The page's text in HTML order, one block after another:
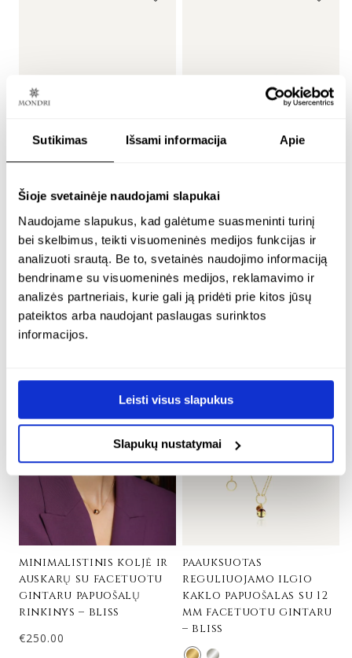
Sutikimas Išsami informacija Apie
Šioje svetainėje naudojami slapukai
Naudojame slapukus, kad galėtume suasmeninti turinį
bei skelbimus, teikti visuomeninės medijos funkcijas ir
analizuoti srautą. Be to, svetainės naudojimo informaciją
bendriname su visuomeninės medijos, reklamavimo ir
analizės partneriais, kurie gali ją pridėti prie kitos jūsų
pateiktos arba naudojant paslaugas surinktos
informacijos.
Leisti visus slapukus
Slapukų nustatymai
sidabriniai pakabukai
facetuotu gintaru –
bliss
Sidabras 925
€58.00
paauksuoti pakabukai
facetuotu gintaru –
bliss
24K paauksuotas sidabras
€68.00
minimalistinis koljė ir
auskarų su facetuotu
gintaru papuošalų
rinkinys – bliss
€250.00
paauksuotas
reguliuojamo ilgio
kaklo papuošalas su 12
mm facetuotu gintaru
– bliss